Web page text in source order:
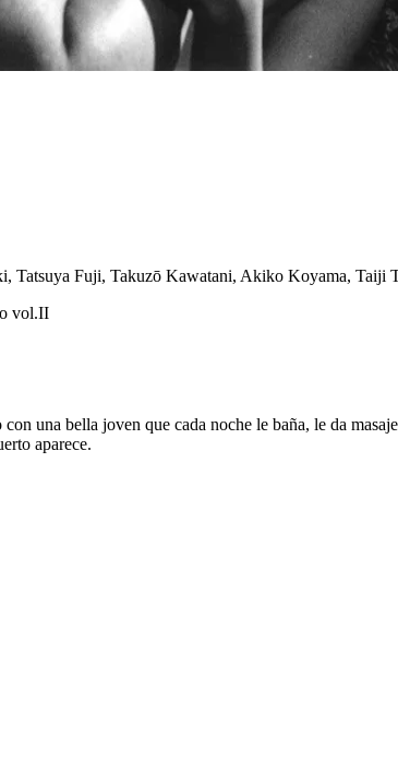
Tatsuya Fuji, Takuzō Kawatani, Akiko Koyama, Taiji
vol.II
una bella joven que cada noche le baña, le da
aparece.